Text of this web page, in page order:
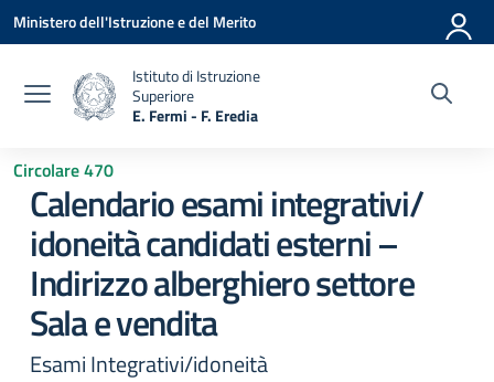
Vai ai contenuti
Vai al menu di navigazione
Vai al footer
Ministero dell'Istruzione e del Merito
Istituto di Istruzione
Superiore
E. Fermi - F. Eredia
Circolare 470
Calendario esami integrativi/
idoneità candidati esterni –
Indirizzo alberghiero settore
Sala e vendita
Esami Integrativi/idoneità